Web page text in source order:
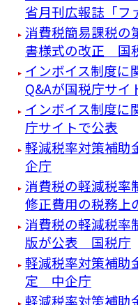
省月刊広報誌「フ
消費税簡易課税の
書様式の改正 国
インボイス制度に
Q&Aが国税庁サイ
インボイス制度
庁サイトで公表
軽減税率対策補
企庁
消費税の軽減税率
修正費用の税務上
消費税の軽減税
版が公表 国税庁
軽減税率対策補助
定 中企庁
軽減税率対策補